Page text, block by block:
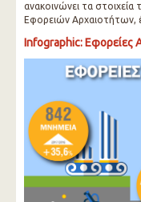
ανακοινώνει τα στοιχεία
Εφορειών Αρχαιοτήτων,
Infographic: Εφορείες